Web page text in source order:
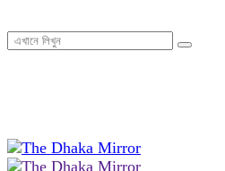
১১:০৬ অপরাহ্ন, বৃহস্পতিবার, ০৬ অগাস্ট